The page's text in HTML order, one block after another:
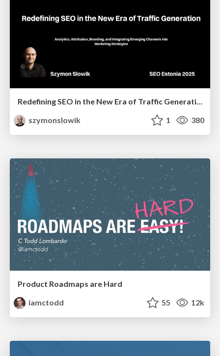
Redefining SEO in the New Era of Traffic Generation
szymonslowik
1 380
Product Roadmaps are Hard
iamctodd
55 12k